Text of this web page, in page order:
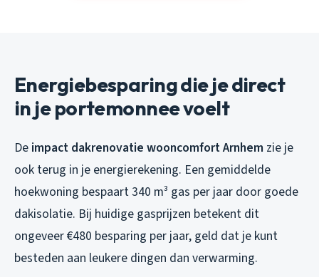
Energiebesparing die je direct
in je portemonnee voelt
De impact dakrenovatie wooncomfort Arnhem zie je
ook terug in je energierekening. Een gemiddelde
hoekwoning bespaart 340 m³ gas per jaar door goede
dakisolatie. Bij huidige gasprijzen betekent dit
ongeveer €480 besparing per jaar, geld dat je kunt
besteden aan leukere dingen dan verwarming.